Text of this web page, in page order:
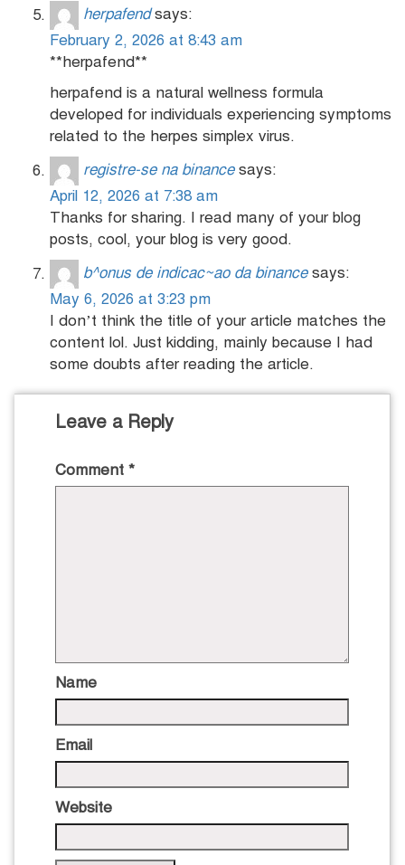
herpafend says:
February 2, 2026 at 8:43 am
**herpafend**
herpafend is a natural wellness formula
developed for individuals experiencing symptoms
related to the herpes simplex virus.
registre-se na binance says:
April 12, 2026 at 7:38 am
Thanks for sharing. I read many of your blog
posts, cool, your blog is very good.
b^onus de indicac~ao da binance says:
May 6, 2026 at 3:23 pm
I don’t think the title of your article matches the
content lol. Just kidding, mainly because I had
some doubts after reading the article.
Leave a Reply
Comment *
Name
Email
Website